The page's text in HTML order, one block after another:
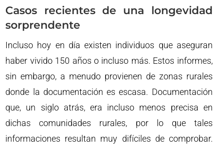
Casos recientes de una longevidad
sorprendente
Incluso hoy en día existen individuos que aseguran
haber vivido 150 años o incluso más. Estos informes,
sin embargo, a menudo provienen de zonas rurales
donde la documentación es escasa. Documentación
que, un siglo atrás, era incluso menos precisa en
dichas comunidades rurales, por lo que tales
informaciones resultan muy difíciles de comprobar.